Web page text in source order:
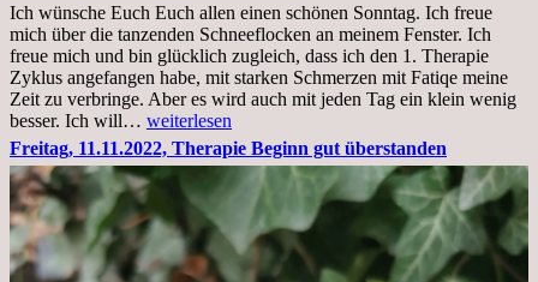
Krankenhaus
stationär
Ich wünsche Euch Euch allen einen schönen Sonntag. Ich freue
mich über die tanzenden Schneeflocken an meinem Fenster. Ich
freue mich und bin glücklich zugleich, dass ich den 1. Therapie
Zyklus angefangen habe, mit starken Schmerzen mit Fatiqe meine
Zeit zu verbringe. Aber es wird auch mit jeden Tag ein klein wenig
besser. Ich will… Sonntag,
20.11.2022,
Todensonntag
weiterlesen
Freitag, 11.11.2022, Therapie Beginn gut überstanden